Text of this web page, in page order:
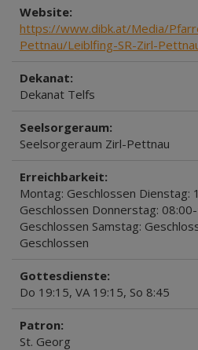
Website:
https://www.dibk.at/Media/
Pettnau/Leiblfing-SR-Zirl-
Dekanat:
Dekanat Telfs
Seelsorgeraum:
Seelsorgeraum Zirl-Pettnau
Erreichbarkeit:
Montag: Geschlossen Dienstag:
Geschlossen Donnerstag:
Geschlossen Samstag:
Geschlossen
Gottesdienste:
Do 19:15, VA 19:15, So 8:45
Patron:
St. Georg